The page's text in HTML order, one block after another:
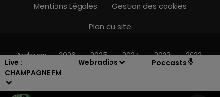
Live :
CHAMPAGNE FM
Webradios Podcasts
19h00 - 19h15
Mentions Légales
Gestion des cookies
Plan du site
Archives 2026 2025 2024 2023 2022